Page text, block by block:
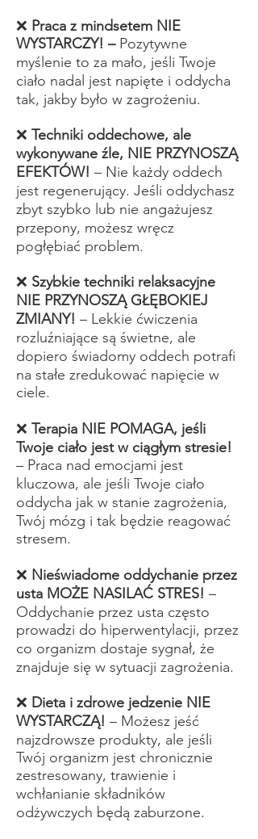
❌ Praca z mindsetem NIE
WYSTARCZY! –Pozytywne
myślenie to za mało, jeśli Twoje
ciało nadal jest napięte i oddycha
tak, jakby było w zagrożeniu.
❌ Techniki oddechowe, ale
wykonywane źle, NIE PRZYNOSZĄ
EFEKTÓW! – Nie każdy oddech
jest regenerujący. Jeśli oddychasz
zbyt szybko lub nie angażujesz
przepony, możesz wręcz
pogłębiać problem.
❌ Szybkie techniki relaksacyjne
NIE PRZYNOSZĄ GŁĘBOKIEJ
ZMIANY! – Lekkie ćwiczenia
rozluźniające są świetne, ale
dopiero świadomy oddech potrafi
na stałe zredukować napięcie w
ciele.
❌ Terapia NIE POMAGA, jeśli
Twoje ciało jest w ciągłym stresie!
– Praca nad emocjami jest
kluczowa, ale jeśli Twoje ciało
oddycha jak w stanie zagrożenia,
Twój mózg i tak będzie reagować
stresem.
❌ Nieświadome oddychanie przez
usta MOŻE NASILAĆ STRES! –
Oddychanie przez usta często
prowadzi do hiperwentylacji, przez
co organizm dostaje sygnał, że
znajduje się w sytuacji zagrożenia.
❌ Dieta i zdrowe jedzenie NIE
WYSTARCZĄ! – Możesz jeść
najzdrowsze produkty, ale jeśli
Twój organizm jest chronicznie
zestresowany, trawienie i
wchłanianie składników
odżywczych będą zaburzone.